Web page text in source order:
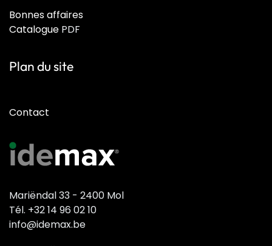
Bonnes affaires
Catalogue PDF
Plan du site
Contact
Mariëndal 33 - 2400 Mol
Tél. +32 14 96 02 10
info@idemax.be